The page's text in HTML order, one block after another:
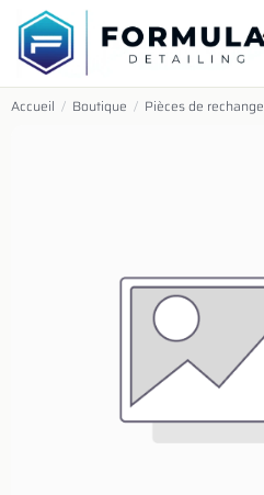
SE RENDRE AU CONTENU
Accueil / Boutique / Pièces de rechange